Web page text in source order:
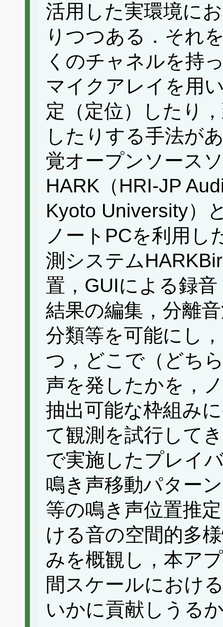
活用した実環境に
りつつある．それ
くのチャネルを持
マイクアレイを用
定（定位）したり
したりする手法が
覚オープンソース
HARK（HRI-JP
Kyoto University）
ノートPCを利用し
測システム
置，GUIによる録
結果の編集，分離
分類等を可能にし
つ，どこで（どち
声を発したかを，
抽出可能な枠組み
て観測を試行して
で実施したプレイ
鳴き声移動パター
等の鳴き声位置推
ける音の空間的多
みを概観し，本ア
間スケールにおけ
いかに貢献しうる